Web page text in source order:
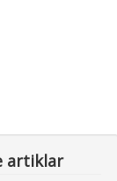
artiklar